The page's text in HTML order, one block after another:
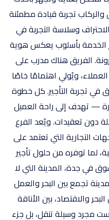
والركاب تجربة قيادة مطمئنة
وسلاسة التجربة في
الخدمة بأسلوب يعكس هوية
الفريق هناك مدرب على
ويُولي اهتمامًا خاصًا
في تجربة التأجير. كل خطوة
— تهدف إلى راحة العميل
دون تعقيدات. ويُعد الفرع
التجارية التي تعتمد على
لما توفره من حلول تأجير
في جدة، المدينة التي لا
تجمع بين البحر والعمل
والاقتصاد، بين الأناقة
مجرد وسيلة تنقل، بل جزء